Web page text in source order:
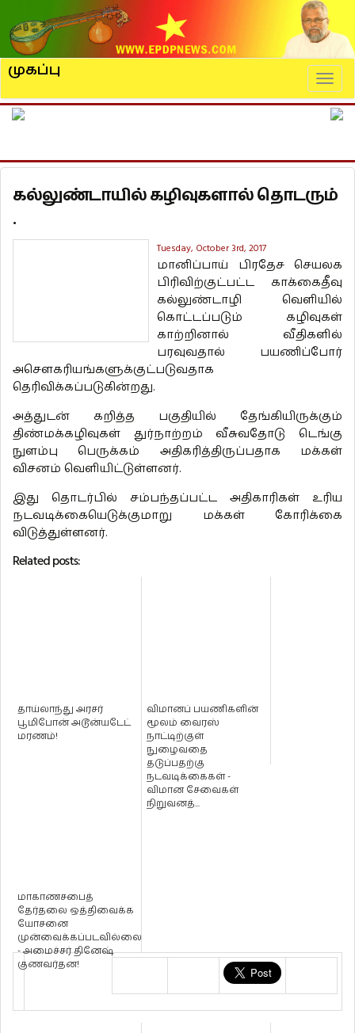
முகப்பு
கல்லுண்டாயில் கழிவுகளால் தொடரும்
.
Tuesday, October 3rd, 2017
மானிப்பாய் பிரதேச செயலக
பிரிவிற்குட்பட்ட காக்கைதீவு
கல்லுண்டாழி வெளியில்
கொட்டப்படும் கழிவுகள்
காற்றினால் வீதிகளில்
பரவுவதால் பயணிப்போர்
அசௌகரியங்களுக்குட்படுவதாக
தெரிவிக்கப்படுகின்றது.
அத்துடன் கறித்த பகுதியில் தேங்கியிருக்கும்
திண்மக்கழிவுகள் துர்நாற்றம் வீசுவதோடு டெங்கு
நுளம்பு பெருக்கம் அதிகரித்திருப்பதாக மக்கள்
விசனம் வெளியிட்டுள்ளனர்.
இது தொடர்பில் சம்பந்தப்பட்ட அதிகாரிகள் உரிய
நடவடிக்கையெடுக்குமாறு மக்கள் கோரிக்கை
விடுத்துள்ளனர்.
Related posts:
தாய்லாந்து அரசர்
பூமிபோன் அடூன்யடேட்
மரணம்!
விமானப் பயணிகளின்
மூலம் வைரஸ்
நாட்டிற்குள்
நுழைவதை
தடுப்பதற்கு
நடவடிக்கைகள் -
விமான சேவைகள்
நிறுவனத்...
மாகாணசபைத்
தேர்தலை ஒத்திவைக்க
யோசனை
முன்வைக்கப்படவில்லை
- அமைச்சர் தினேஷ்
குணவர்தன!